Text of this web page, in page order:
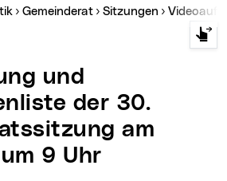
Gemeinderat Sitzungen
der 30.
am
9 Uhr